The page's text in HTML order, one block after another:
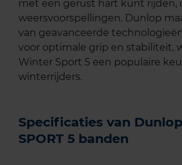
met een gerust hart kunt rijden,
weersvoorspellingen. Dunlop
van geavanceerde
voor optimale grip en stabiliteit,
Winter Sport 5 een populaire
winterrijders.
Specificaties van
SPORT 5 banden